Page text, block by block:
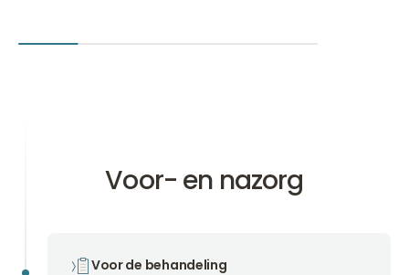
Voor- en nazorg
Voor de behandeling